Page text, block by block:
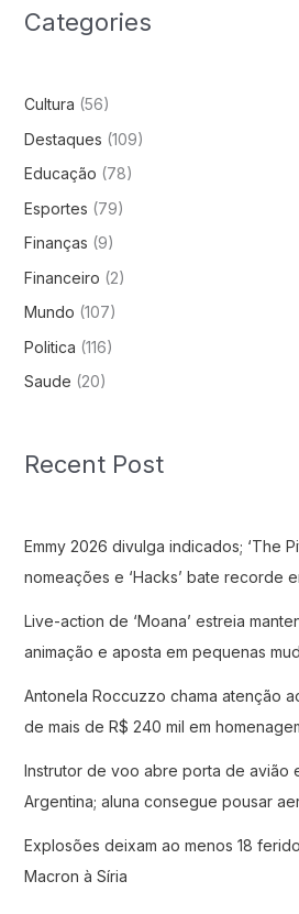
Categories
Cultura (56)
Destaques (109)
Educação (78)
Esportes (79)
Finanças (9)
Financeiro (2)
Mundo (107)
Politica (116)
Saude (20)
Recent Post
Emmy 2026 divulga indicados; ‘The
nomeações e ‘Hacks’ bate recorde
Live-action de ‘Moana’ estreia
animação e aposta em pequenas
Antonela Roccuzzo chama atenção
de mais de R$ 240 mil em
Instrutor de voo abre porta de avião
Argentina; aluna consegue pousar
Explosões deixam ao menos 18
Macron à Síria